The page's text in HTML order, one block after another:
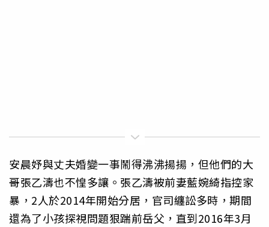
安晨妤與丈夫婚變一事鬧得沸沸揚揚，但他們的大
哥張乙濤也不惶多讓。張乙濤被前妻藍婉綺指控家
暴，2人於2014年開始分居，官司纏訟多時，期間
還為了小孩探視問題狠踹前岳父，直到2016年3月